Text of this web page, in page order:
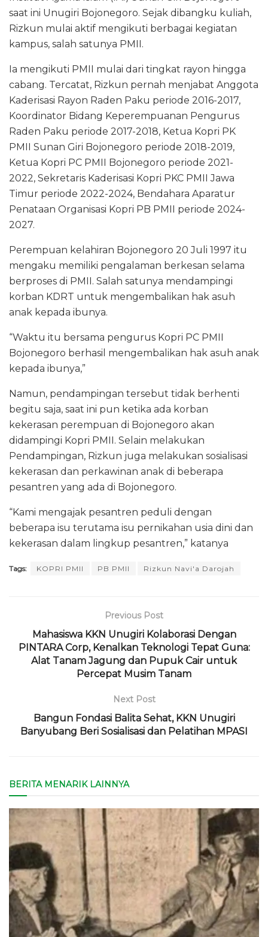
saat ini Unugiri Bojonegoro. Sejak dibangku kuliah,
Rizkun mulai aktif mengikuti berbagai kegiatan
kampus, salah satunya PMII.
Ia mengikuti PMII mulai dari tingkat rayon hingga
cabang. Tercatat, Rizkun pernah menjabat Anggota
Kaderisasi Rayon Raden Paku periode 2016-2017,
Koordinator Bidang Keperempuanan Pengurus
Raden Paku periode 2017-2018, Ketua Kopri PK
PMII Sunan Giri Bojonegoro periode 2018-2019,
Ketua Kopri PC PMII Bojonegoro periode 2021-
2022, Sekretaris Kaderisasi Kopri PKC PMII Jawa
Timur periode 2022-2024, Bendahara Aparatur
Penataan Organisasi Kopri PB PMII periode 2024-
2027.
Perempuan kelahiran Bojonegoro 20 Juli 1997 itu
mengaku memiliki pengalaman berkesan selama
berproses di PMII. Salah satunya mendampingi
korban KDRT untuk mengembalikan hak asuh
anak kepada ibunya.
“Waktu itu bersama pengurus Kopri PC PMII
Bojonegoro berhasil mengembalikan hak asuh anak
kepada ibunya,”
Namun, pendampingan tersebut tidak berhenti
begitu saja, saat ini pun ketika ada korban
kekerasan perempuan di Bojonegoro akan
didampingi Kopri PMII. Selain melakukan
Pendampingan, Rizkun juga melakukan sosialisasi
kekerasan dan perkawinan anak di beberapa
pesantren yang ada di Bojonegoro.
“Kami mengajak pesantren peduli dengan
beberapa isu terutama isu pernikahan usia dini dan
kekerasan dalam lingkup pesantren,” katanya
Tags: KOPRI PMII PB PMII Rizkun Navi'a Darojah
Previous Post
Mahasiswa KKN Unugiri Kolaborasi Dengan
PINTARA Corp, Kenalkan Teknologi Tepat Guna:
Alat Tanam Jagung dan Pupuk Cair untuk
Percepat Musim Tanam
Next Post
Bangun Fondasi Balita Sehat, KKN Unugiri
Banyubang Beri Sosialisasi dan Pelatihan MPASI
BERITA MENARIK LAINNYA